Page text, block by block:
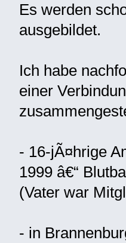
Es werden
ausgebildet.
Ich habe
einer
- 16-jÃ¤hrige
1999 â€“
(Vater war
- in